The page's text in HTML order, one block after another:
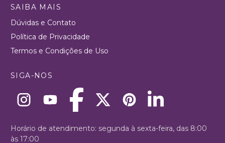
SAIBA MAIS
Dúvidas e Contato
Política de Privacidade
Termos e Condições de Uso
SIGA-NOS
Horário de atendimento: segunda à sexta-feira, das 8:00
às 17:00